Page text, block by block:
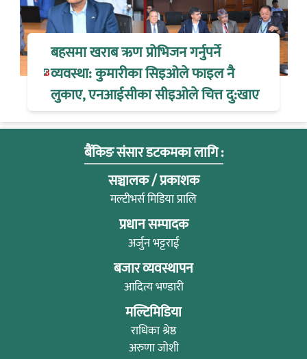
बहसमा खराब ऋण प्रोभिजन गर्नुपर्ने
व्यवस्था: कुमारीका सिइओले फाइल नै
लुकाए, एनआईसीका सीइओले चित्त दु:खाए
बैंकिङ संसार डटकमका लागि :
सञ्चालक / प्रकाशक
मल्टीभर्स मिडिया प्रालि
प्रधान सम्पादक
अर्जुन भट्टराई
बजार व्यवस्थापन
आदित्य भण्डारी
मल्टिमिडिया
राधिका श्रेष्ठ
अरुणा जोशी